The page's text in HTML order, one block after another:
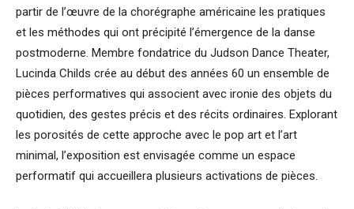
partir de l’œuvre de la chorégraphe américaine les pratiques
et les méthodes qui ont précipité l’émergence de la danse
postmoderne. Membre fondatrice du Judson Dance Theater,
Lucinda Childs crée au début des années 60 un ensemble de
pièces performatives qui associent avec ironie des objets du
quotidien, des gestes précis et des récits ordinaires. Explorant
les porosités de cette approche avec le pop art et l’art
minimal, l’exposition est envisagée comme un espace
performatif qui accueillera plusieurs activations de pièces.